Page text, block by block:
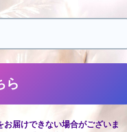
届けできない場合がございま